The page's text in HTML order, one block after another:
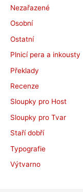
Nezařazené
Osobní
Ostatní
Plnicí pera a inkousty
Překlady
Recenze
Sloupky pro Host
Sloupky pro Tvar
Staří dobří
Typografie
Výtvarno